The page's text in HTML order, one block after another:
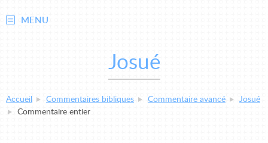
MENU
Josué
Accueil Commentaires bibliques Commentaire avancé
Josué
Commentaire entier